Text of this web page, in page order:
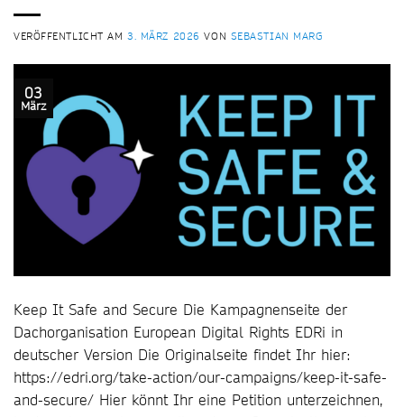
VERÖFFENTLICHT AM3. MÄRZ 2026 VON SEBASTIAN MARG
03
März
Keep It Safe and Secure Die Kampagnenseite der
Dachorganisation European Digital Rights EDRi in
deutscher Version Die Originalseite findet Ihr hier:
https://edri.org/take-action/our-campaigns/keep-it-safe-
and-secure/ Hier könnt Ihr eine Petition unterzeichnen,